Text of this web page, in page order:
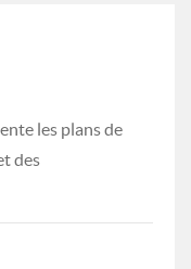
les plans de
des